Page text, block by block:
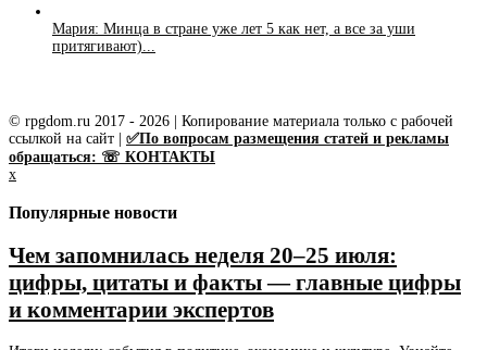
Мария: Минца в стране уже лет 5 как нет, а все за уши
притягивают)...
© rpgdom.ru 2017 - 2026 | Копирование материала только с рабочей
ссылкой на сайт | ✅По вопросам размещения статей и рекламы
обращаться: ☏ КОНТАКТЫ
x
Популярные новости
Чем запомнилась неделя 20–25 июля:
цифры, цитаты и факты — главные цифры
и комментарии экспертов